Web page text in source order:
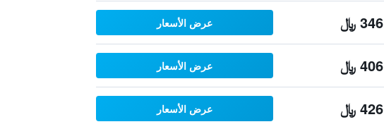
346 ﷼ عرض الأسعار
406 ﷼ عرض الأسعار
426 ﷼ عرض الأسعار